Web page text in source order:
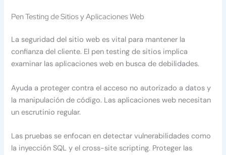
Pen Testing de Sitios y Aplicaciones Web
La seguridad del sitio web es vital para mantener la
confianza del cliente. El pen testing de sitios implica
examinar las aplicaciones web en busca de debilidades.
Ayuda a proteger contra el acceso no autorizado a datos y
la manipulación de código. Las aplicaciones web necesitan
un escrutinio regular.
Las pruebas se enfocan en detectar vulnerabilidades como
la inyección SQL y el cross-site scripting. Proteger las